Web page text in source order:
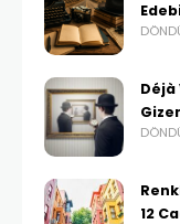
Déjà
12